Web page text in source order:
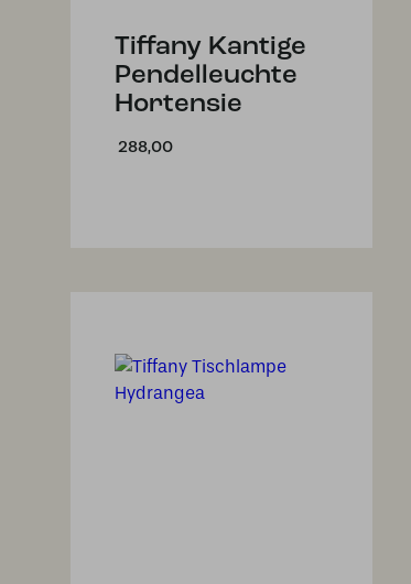
Tiffany Kantige
Pendelleuchte
Hortensie
288,00